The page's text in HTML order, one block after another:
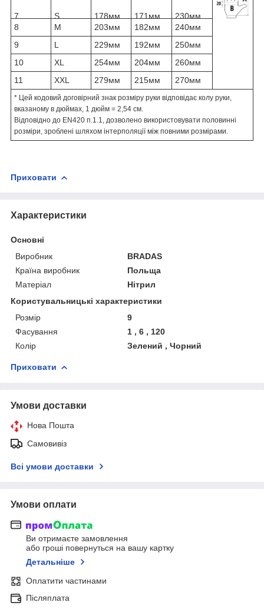
7 S 178мм 171мм
230мм
8
M 203мм 182мм
240мм
9
L 229мм 192мм
250мм
10
XL 254мм 204мм
260мм
11
XXL 279мм 215мм 270мм
* Цей кодовий договірний знак розміру руки відповідає колу руки,
вказаному в дюймах, 1 дюйм = 2,54 см.
Відповідно до EN420 п.1.1, дозволено використовувати половинні
розміри, зроблені шляхом інтерполяції між повними розмірами.
Приховати
Характеристики
Основні
Виробник
BRADAS
Країна виробник
Польща
Матеріал
Нітрил
Користувальницькі характеристики
Розмір
9
Фасування
1 , 6 , 120
Колір
Зелений , Чорний
Приховати
Умови доставки
Нова Пошта
Самовивіз
Всі умови доставки
Умови оплати
Ви отримаєте замовлення
або гроші повернуться на вашу картку
Детальніше
Оплатити частинами
Післяплата